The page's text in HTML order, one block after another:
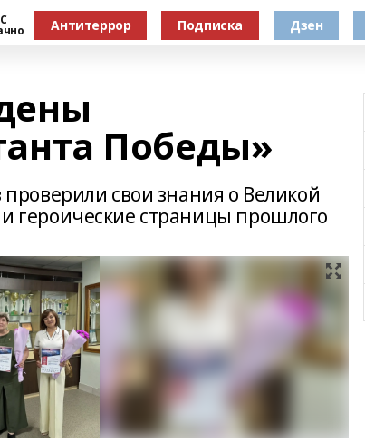
Антитеррор Подписка Дзен
Победы»
свои знания о Великой
героические страницы прошлого